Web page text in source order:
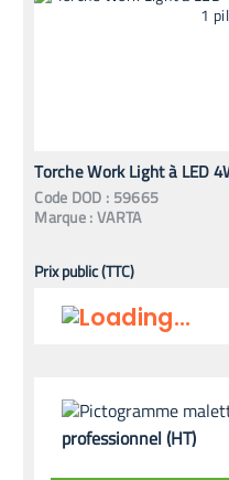
Torche Work Light à LED
Code DOD : 59665
Marque :VARTA
Prix public (TTC)
professionnel (HT)